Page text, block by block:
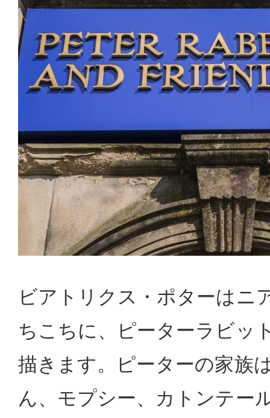
ビアトリクス・ポターはニ
ちこちに、ピーターラビッ
描きます。ピーターの家族
ん、モプシー、カトンテー